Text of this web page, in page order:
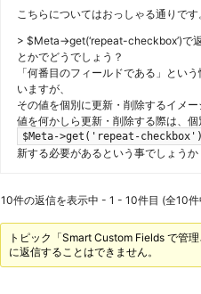
こちらについてはおっしゃる通りです
> $Meta->get(‘repeat-checkbox’)で
とかでどうでしょう？
「何番目のフィールドである」とい
いますが、
その値を個別に更新・削除するイメー
値を何かしら更新・削除する際は、
$Meta->get('repeat-checkbox')
新する必要があるという事でしょうか
10件の返信を表示中 - 1 - 10件目 (全10件
トピック「Smart Custom Fields で管
に返信することはできません。